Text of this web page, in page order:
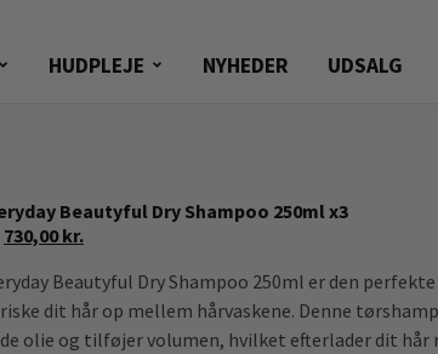
HUDPLEJE NYHEDER UDSALG
Beautyful Dry Shampoo 250ml x3
730,00kr.
Beautyful Dry Shampoo 250ml er den
dit hår op mellem hårvaskene. Denne
olie og tilføjer volumen, hvilket efterlader dit